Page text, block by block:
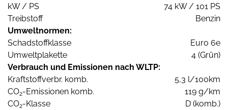
kW / PS
74 kW / 101 PS
Treibstoff
Benzin
Umweltnormen:
Schadstoffklasse
Euro 6e
Umweltplakette
4 (Grün)
Verbrauch und Emissionen nach WLTP:
Kraftstoffverbr. komb.
5,3 l/100km
CO2-Emissionen komb.
119 g/km
CO2-Klasse D (komb.)